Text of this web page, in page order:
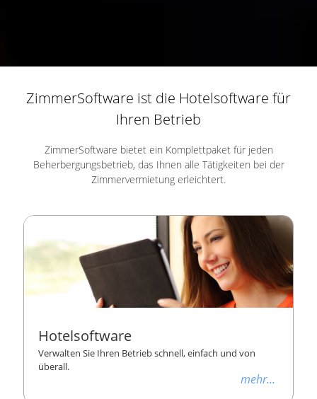
ZimmerSoftware ist die Hotelsoftware für
Ihren Betrieb
ZimmerSoftware bietet ein Komplettpaket für jeden
Beherbergungsbetrieb, das Ihnen alle Tätigkeiten bei der
Zimmervermietung erleichtert.
Hotelsoftware
Verwalten Sie Ihren Betrieb schnell, einfach und von
überall.
mehr...